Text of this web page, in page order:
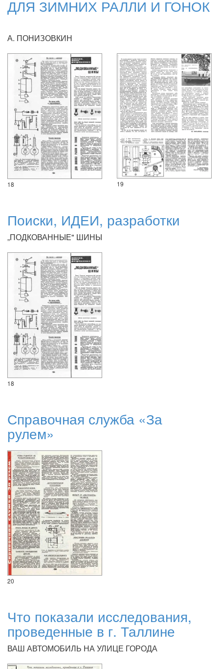
ДЛЯ ЗИМНИХ РАЛЛИ И ГОНОК
А. ПОНИЗОВКИН
18 19
Поиски, ИДЕИ, разработки
„ПОДКОВАННЫЕ" ШИНЫ
18
Справочная служба «За
рулем»
20
Что показали исследования,
проведенные в г. Таллине
ВАШ АВТОМОБИЛЬ НА УЛИЦЕ ГОРОДА